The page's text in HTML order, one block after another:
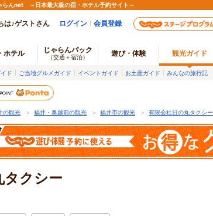
らんnet ～日本最大級の宿・ホテル予約サイト～
は♪ゲストさん ログイン 会員登録
ホテル じゃらんパック
（交通＋宿泊） 遊び・体験 観光ガイド
ド ご当地グルメガイド イベントガイド お土産ガイド みんなの旅行記
の観光 ＞ 福井・奥越前の観光 ＞ 福井市の観光 ＞ 有限会社日の丸タクシー
タクシー